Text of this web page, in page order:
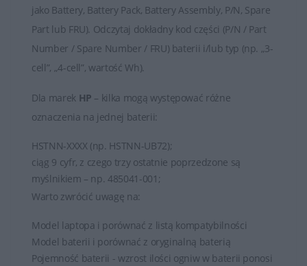
jako Battery, Battery Pack, Battery Assembly, P/N, Spare
Part lub FRU). Odczytaj dokładny kod części (P/N / Part
Number / Spare Number / FRU) baterii i/lub typ (np. „3-
cell”, „4-cell”, wartość Wh).
Dla marek HP – kilka mogą występować różne
oznaczenia na jednej baterii:
HSTNN-XXXX (np. HSTNN-UB72);
ciąg 9 cyfr, z czego trzy ostatnie poprzedzone są
myślnikiem – np. 485041-001;
Warto zwrócić uwagę na:
Model laptopa i porównać z listą kompatybilności
Model baterii i porównać z oryginalną baterią
Pojemność baterii - wzrost ilości ogniw w baterii ponosi